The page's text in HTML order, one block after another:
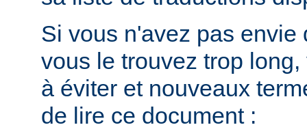
Si vous n'avez pas envie
vous le trouvez trop
à éviter et nouveaux
de lire ce document :